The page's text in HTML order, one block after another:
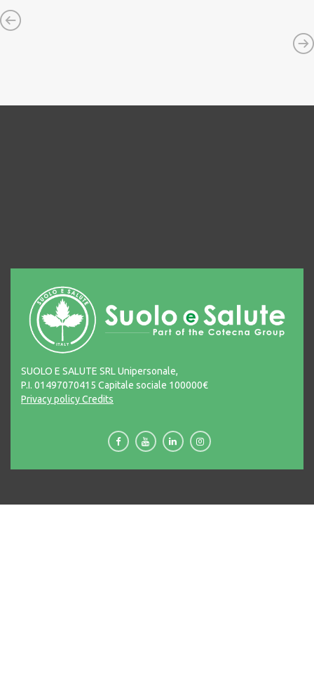
SUOLO E SALUTE SRL Unipersonale,
P.I. 01497070415 Capitale sociale 100000€
Privacy policyCredits